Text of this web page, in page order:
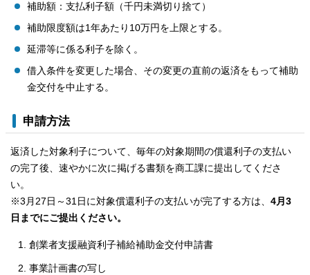
補助額：支払利子額（千円未満切り捨て）
補助限度額は1年あたり10万円を上限とする。
延滞等に係る利子を除く。
借入条件を変更した場合、その変更の直前の返済をもって補助
金交付を中止する。
申請方法
返済した対象利子について、毎年の対象期間の償還利子の支払い
の完了後、速やかに次に掲げる書類を商工課に提出してくださ
い。
※3月27日～31日に対象償還利子の支払いが完了する方は、 4月3
日までにご提出ください。
創業者支援融資利子補給補助金交付申請書
事業計画書の写し